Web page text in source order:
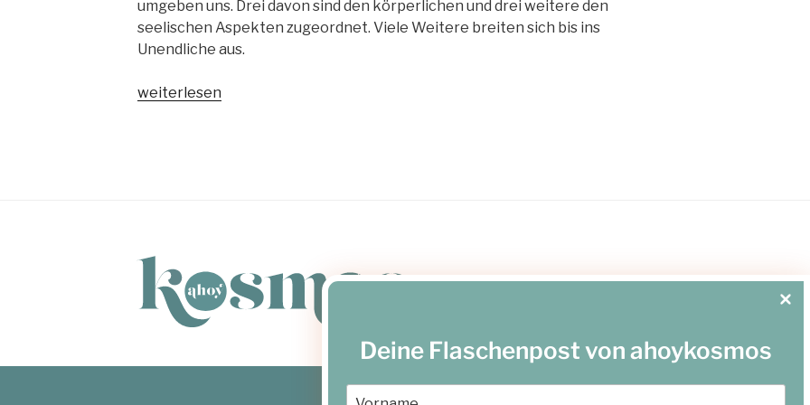
umgeben uns. Drei davon sind den körperlichen und drei weitere den
seelischen Aspekten zugeordnet. Viele Weitere breiten sich bis ins
Unendliche aus.
„Was
weiterlesen
Deine Flaschenpost von ahoykosmos